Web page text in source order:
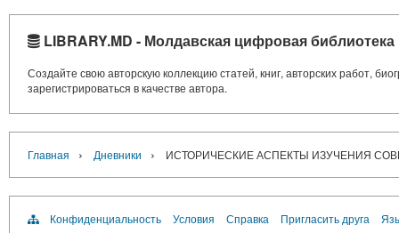
LIBRARY.MD - Молдавская цифровая библиотека
Создайте свою авторскую коллекцию статей, книг, авторских работ,
зарегистрироваться в качестве автора.
Главная › Дневники › ИСТОРИЧЕСКИЕ АСПЕКТЫ ИЗУЧЕНИЯ
Конфиденциальность Условия Справка Пригласить друга